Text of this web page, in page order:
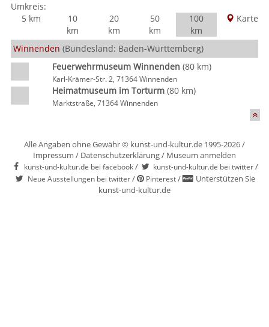
Umkreis:
5 km
10
km
20
km
50
km
100
km
Karte
Winnenden (Bundesland: Baden-Württemberg)
Feuerwehrmuseum Winnenden (80 km)
Karl-Krämer-Str. 2, 71364 Winnenden
Heimatmuseum im Torturm(80 km)
Marktstraße, 71364 Winnenden
Alle Angaben ohne Gewähr © kunst-und-kultur.de 1995-2026 /
Impressum / Datenschutzerklärung/ Museum anmelden
kunst-und-kultur.de bei facebook/ kunst-und-kultur.de bei twitter/
Neue Ausstellungen bei twitter/ Pinterest/
Unterstützen Sie
kunst-und-kultur.de